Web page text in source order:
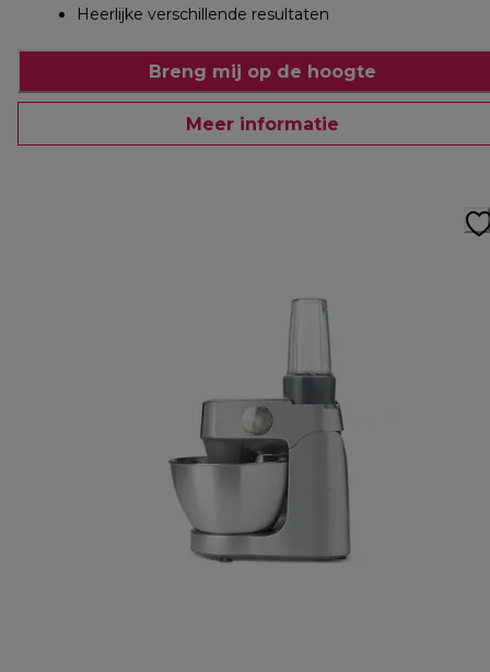
Heerlijke verschillende resultaten
Breng mij op de hoogte
Meer informatie